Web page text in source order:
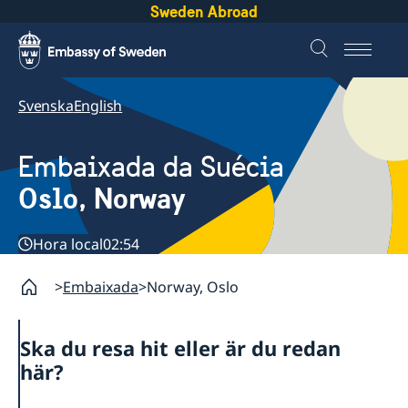
Sweden Abroad
SvenskaEnglish
Embaixada da Suécia
Oslo, Norway
Hora local02:54
Embaixada Norway, Oslo
Ska du resa hit eller är du redan
här?